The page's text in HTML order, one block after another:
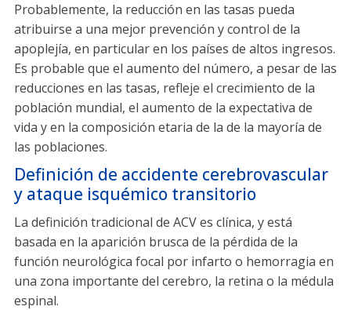
Probablemente, la reducción en las tasas pueda
atribuirse a una mejor prevención y control de la
apoplejía, en particular en los países de altos ingresos.
Es probable que el aumento del número, a pesar de las
reducciones en las tasas, refleje el crecimiento de la
población mundial, el aumento de la expectativa de
vida y en la composición etaria de la de la mayoría de
las poblaciones.
Definición de accidente cerebrovascular
y ataque isquémico transitorio
La definición tradicional de ACV es clínica, y está
basada en la aparición brusca de la pérdida de la
función neurológica focal por infarto o hemorragia en
una zona importante del cerebro, la retina o la médula
espinal.